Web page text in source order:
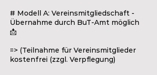
# Modell A: Vereinsmitgliedschaft -
Übernahme durch BuT-Amt möglich
📩
=> (Teilnahme für Vereinsmitglieder
kostenfrei (zzgl. Verpflegung)